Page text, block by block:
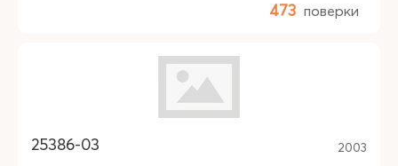
473 поверки
25386-03 2003